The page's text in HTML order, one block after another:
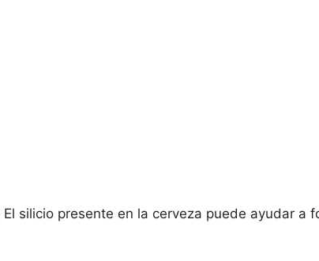
El silicio presente en la cerveza puede ayudar a